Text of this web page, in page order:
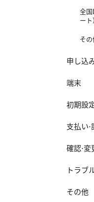
全
ート）
そ
申し込
端末
初期設
支払い
確認⋅変
トラブ
その他